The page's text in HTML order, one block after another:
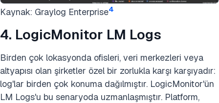
Kaynak: Graylog Enterprise4
4. LogicMonitor LM Logs
Birden çok lokasyonda ofisleri, veri merkezleri veya
altyapısı olan şirketler özel bir zorlukla karşı karşıyadır:
log'lar birden çok konuma dağılmıştır. LogicMonitor'ün
LM Logs'u bu senaryoda uzmanlaşmıştır. Platform,